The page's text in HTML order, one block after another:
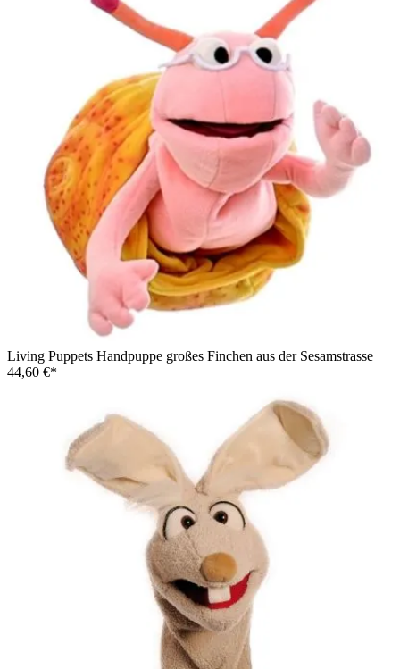
Living Puppets Handpuppe großes Finchen aus der Sesamstrasse
44,60 €*